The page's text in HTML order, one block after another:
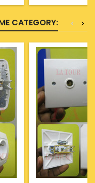
CATEGORY: >
<